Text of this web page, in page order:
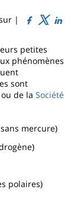
|
petites
phénomènes
sont
ou de la Société
mercure)
polaires)